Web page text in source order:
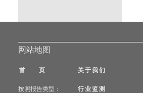
网站地图
首 页 关于我们
按照报告类型： 行业监测